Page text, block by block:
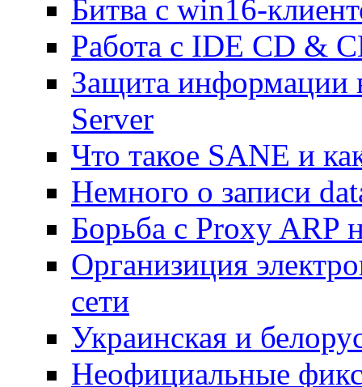
Битва с win16-
Работа с IDE CD &
Защита информации
Server
Что такое SANE и
Немного о записи
Борьба с Proxy ARP
Организиция
сети
Украинская и
Неофициальные